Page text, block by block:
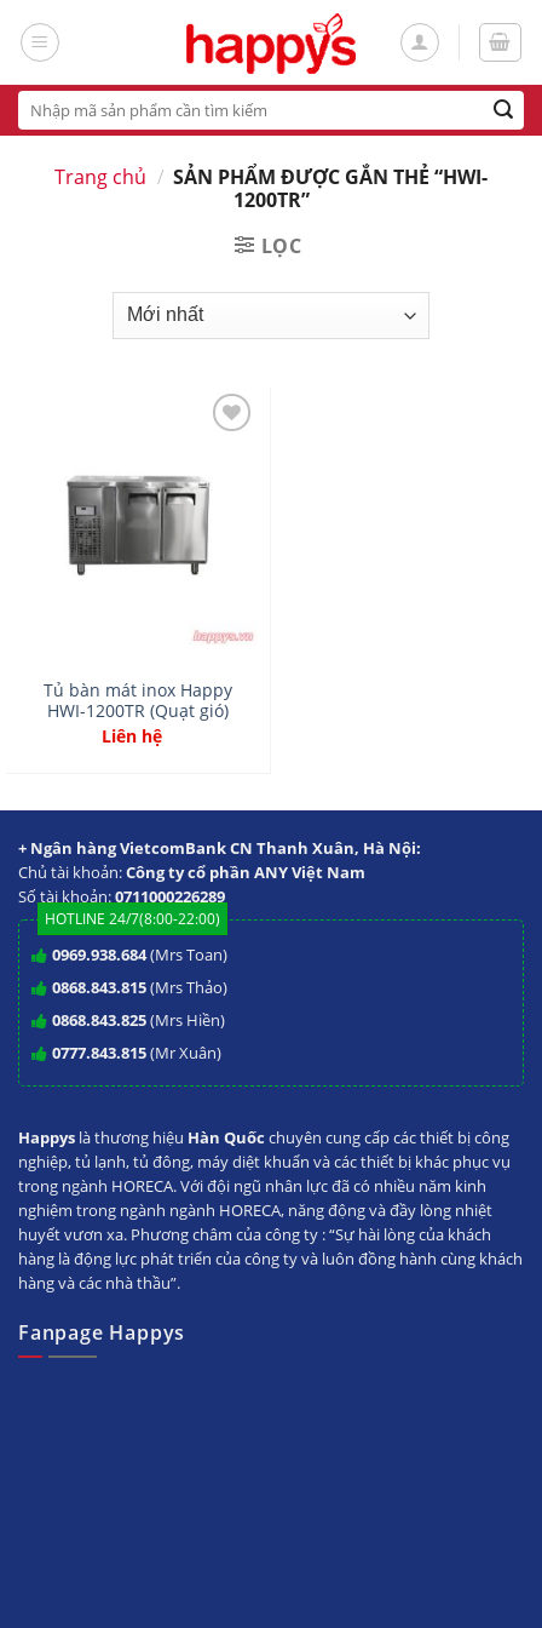
Tìm
kiếm:
Trang chủ / SẢN PHẨM ĐƯỢC GẮN THẺ “HWI-
1200TR”
LỌC
wishlist
Tủ bàn mát inox Happy
HWI-1200TR (Quạt gió)
Liên hệ
+ Ngân hàng VietcomBank CN Thanh Xuân, Hà Nội:
Chủ tài khoản:Công ty cổ phần ANY Việt Nam
Số tài khoản:0711000226289
HOTLINE 24/7(8:00-22:00)
0969.938.684(Mrs Toan)
0868.843.815(Mrs Thảo)
0868.843.825(Mrs Hiền)
0777.843.815(Mr Xuân)
Happys là thương hiệu Hàn Quốc chuyên cung cấp các thiết bị công
nghiệp, tủ lạnh, tủ đông, máy diệt khuẩn và các thiết bị khác phục vụ
trong ngành HORECA. Với đội ngũ nhân lực đã có nhiều năm kinh
nghiệm trong ngành ngành HORECA, năng động và đầy lòng nhiệt
huyết vươn xa. Phương châm của công ty : “Sự hài lòng của khách
hàng là động lực phát triển của công ty và luôn đồng hành cùng khách
hàng và các nhà thầu”.
Fanpage Happys